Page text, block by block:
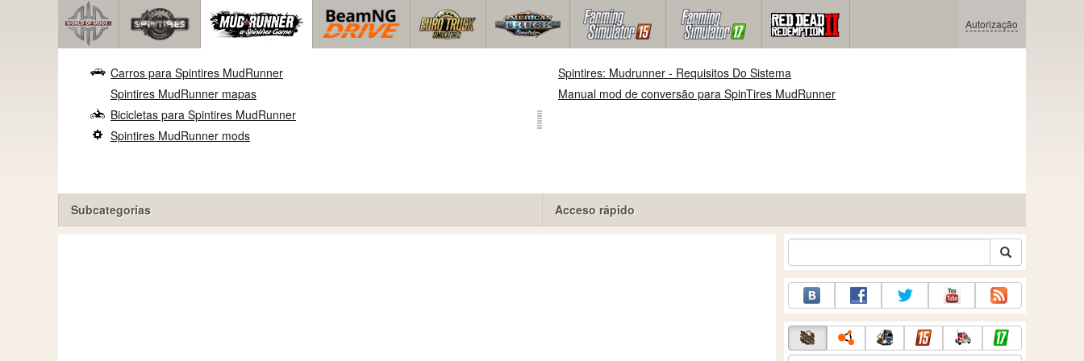
Autorização
Carros para Spintires MudRunner
Spintires MudRunner mapas
Bicicletas para Spintires MudRunner
Spintires MudRunner mods
Subcategorías
Spintires: Mudrunner - Requisitos Do Sistema
Manual mod de conversão para SpinTires MudRunner
Acceso rápido